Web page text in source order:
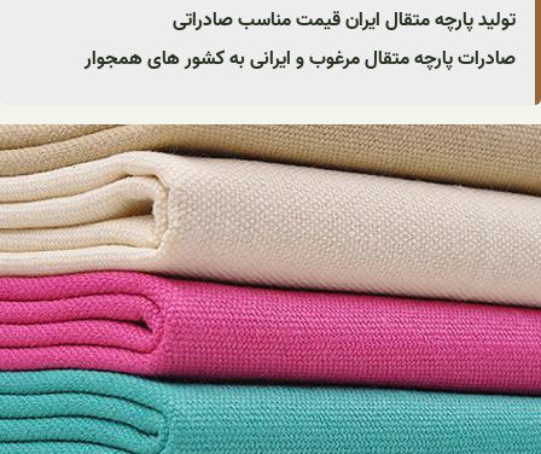
تولید پارچه متقال ایران قیمت مناسب صادراتی
صادرات پارچه متقال مرغوب و ایرانی به کشور های همجوار